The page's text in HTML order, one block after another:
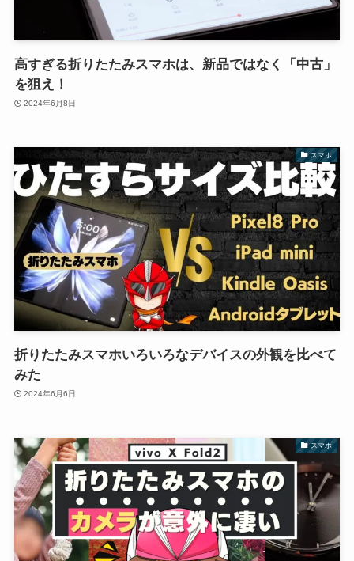
高すぎる折りたたみスマホは、新品ではなく「中古」
を狙え！
2024年6月8日
スマホ
折りたたみスマホいろいろなデバイスの外観を比べて
みた
2024年6月6日
スマホ